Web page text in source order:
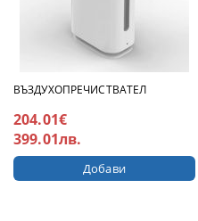
ВЪЗДУХОПРЕЧИСТВАТЕЛ
204.01€
399.01лв.